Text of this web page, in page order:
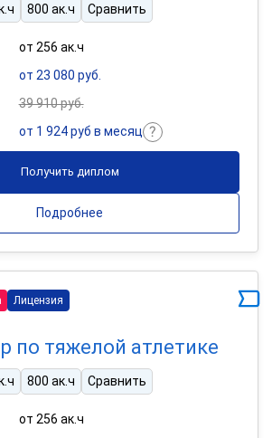
800 ак.ч Сравнить
от 256 ак.ч
от 23 080 руб.
39 910 руб.
от 1 924 руб в месяц
Получить диплом
Подробнее
Лицензия
по тяжелой атлетике
800 ак.ч Сравнить
от 256 ак.ч